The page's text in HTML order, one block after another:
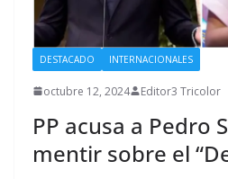
DESTACADO INTERNACIONALES
octubre 12, 2024 Editor3 Tricolor
PP acusa a Pedro
mentir sobre el